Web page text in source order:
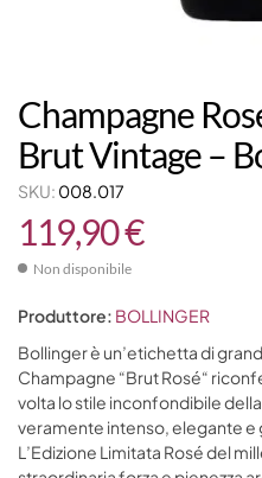
Champagne
Brut Vintage –
SKU: 008.017
119,90€
Non disponibile
Produttore: BOLLINGER
Bollinger è un’etichetta di
Champagne “Brut Rosé“
volta lo stile inconfondibile
veramente intenso, elegante e
L’Edizione Limitata Rosé del